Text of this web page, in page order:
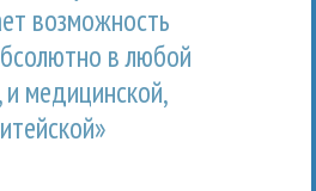
возможность
в любой
и медицинской,